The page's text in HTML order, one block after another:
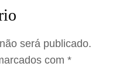
será publicado.
com *